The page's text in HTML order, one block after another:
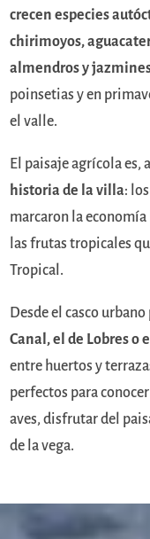
crecen especies
chirimoyos,
almendros y
poinsetias y en
el valle.
El paisaje agrícola es,
historia de la villa:
marcaron la
las frutas tropicales
Tropical.
Desde el casco
Canal, el de Lobres o
entre huertos y
perfectos para
aves, disfrutar del
de la vega.